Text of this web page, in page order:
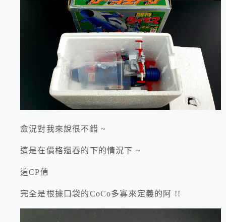
盒況對我來說很不錯 ~
這是在價格還吞的下的情況下 ~
這CP值
完全是根據口袋的CoCo多寡來定義的阿 !!